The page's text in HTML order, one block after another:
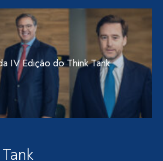
IV Edição do Think Tank